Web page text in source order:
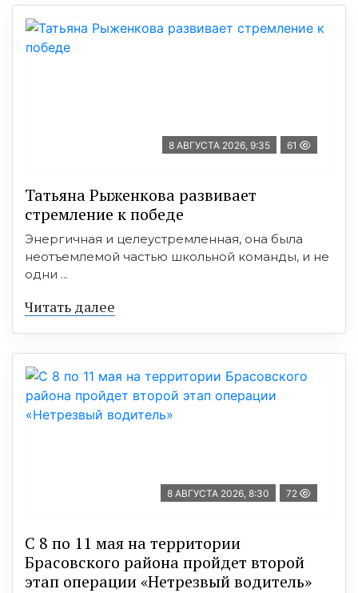
8 АВГУСТА 2026, 9:35 61
Татьяна Рыженкова развивает
стремление к победе
Энергичная и целеустремленная, она была
неотъемлемой частью школьной команды, и не
одни ...
Читать далее
8 АВГУСТА 2026, 8:30 72
С 8 по 11 мая на территории
Брасовского района пройдет второй
этап операции «Нетрезвый водитель»